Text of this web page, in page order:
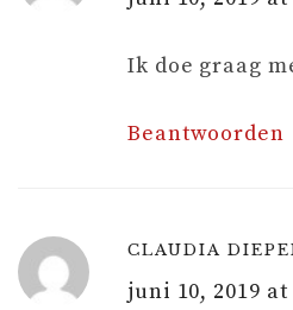
Ik doe graag
Beantwoorden
CLAUDIA
juni 10, 2019 at